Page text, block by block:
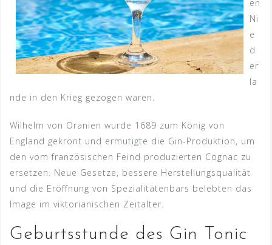
en
Ni
e
d
er
la
nde in den Krieg gezogen waren.
Wilhelm von Oranien wurde 1689 zum König von
England gekrönt und ermutigte die Gin-Produktion, um
den vom französischen Feind produzierten Cognac zu
ersetzen. Neue Gesetze, bessere Herstellungsqualität
und die Eröffnung von Spezialitätenbars belebten das
Image im viktorianischen Zeitalter.
Geburtsstunde des Gin Tonic